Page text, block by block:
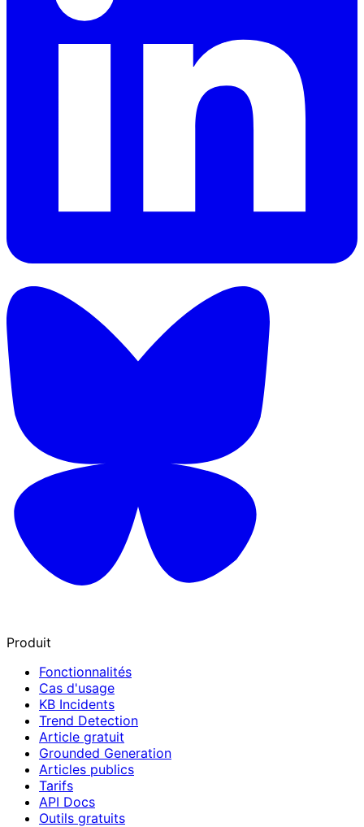
Produit
Fonctionnalités
Cas d'usage
KB Incidents
Trend Detection
Article gratuit
Grounded Generation
Articles publics
Tarifs
API Docs
Outils gratuits